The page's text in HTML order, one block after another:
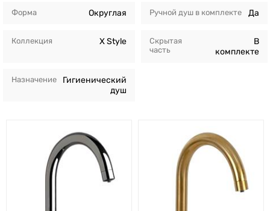
Форма Округлая
Коллекция X Style
Назначение
Гигиенический
душ
Ручной душ в комплекте Да
Скрытая
часть
В
комплекте